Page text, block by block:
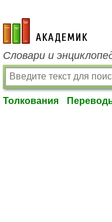
academic.ru
Словари и
Толкования